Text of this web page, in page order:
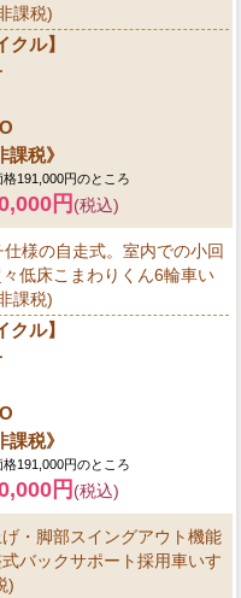
課税)
クル】
税》
191,000円のところ
円 (税込)
様の自走式。室内での小回
低床こまわりくん6輪車い
課税)
クル】
税》
191,000円のところ
円 (税込)
・脚部スイングアウト機能
バックサポート採用車いす
)